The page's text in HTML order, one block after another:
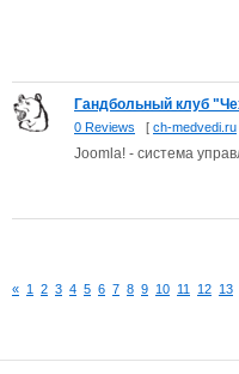
Гандбольный клуб
0 Reviews [ ch-medvedi.ru
Joomla! - система
« 1 2 3 4 5 6 7 8 9 10 11 12 13